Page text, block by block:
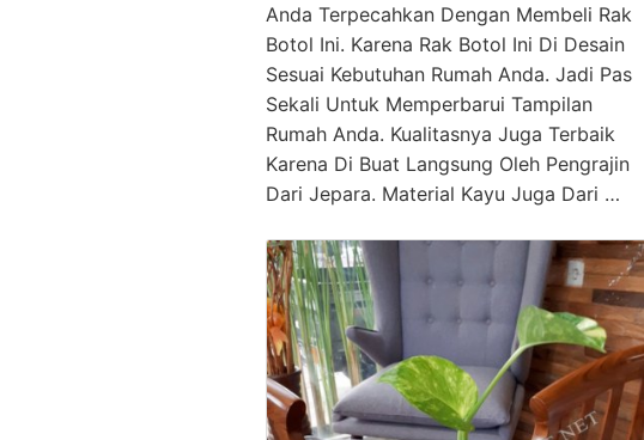
Anda Terpecahkan Dengan Membeli Rak
Botol Ini. Karena Rak Botol Ini Di Desain
Sesuai Kebutuhan Rumah Anda. Jadi Pas
Sekali Untuk Memperbarui Tampilan
Rumah Anda. Kualitasnya Juga Terbaik
Karena Di Buat Langsung Oleh Pengrajin
Dari Jepara. Material Kayu Juga Dari …